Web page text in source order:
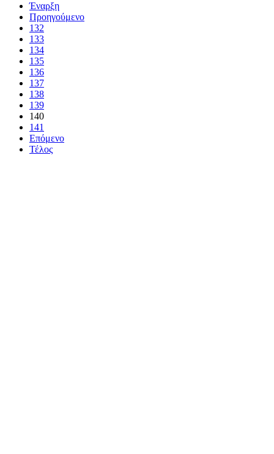
Έναρξη
Προηγούμενο
132
133
134
135
136
137
138
139
140
141
Επόμενο
Τέλος